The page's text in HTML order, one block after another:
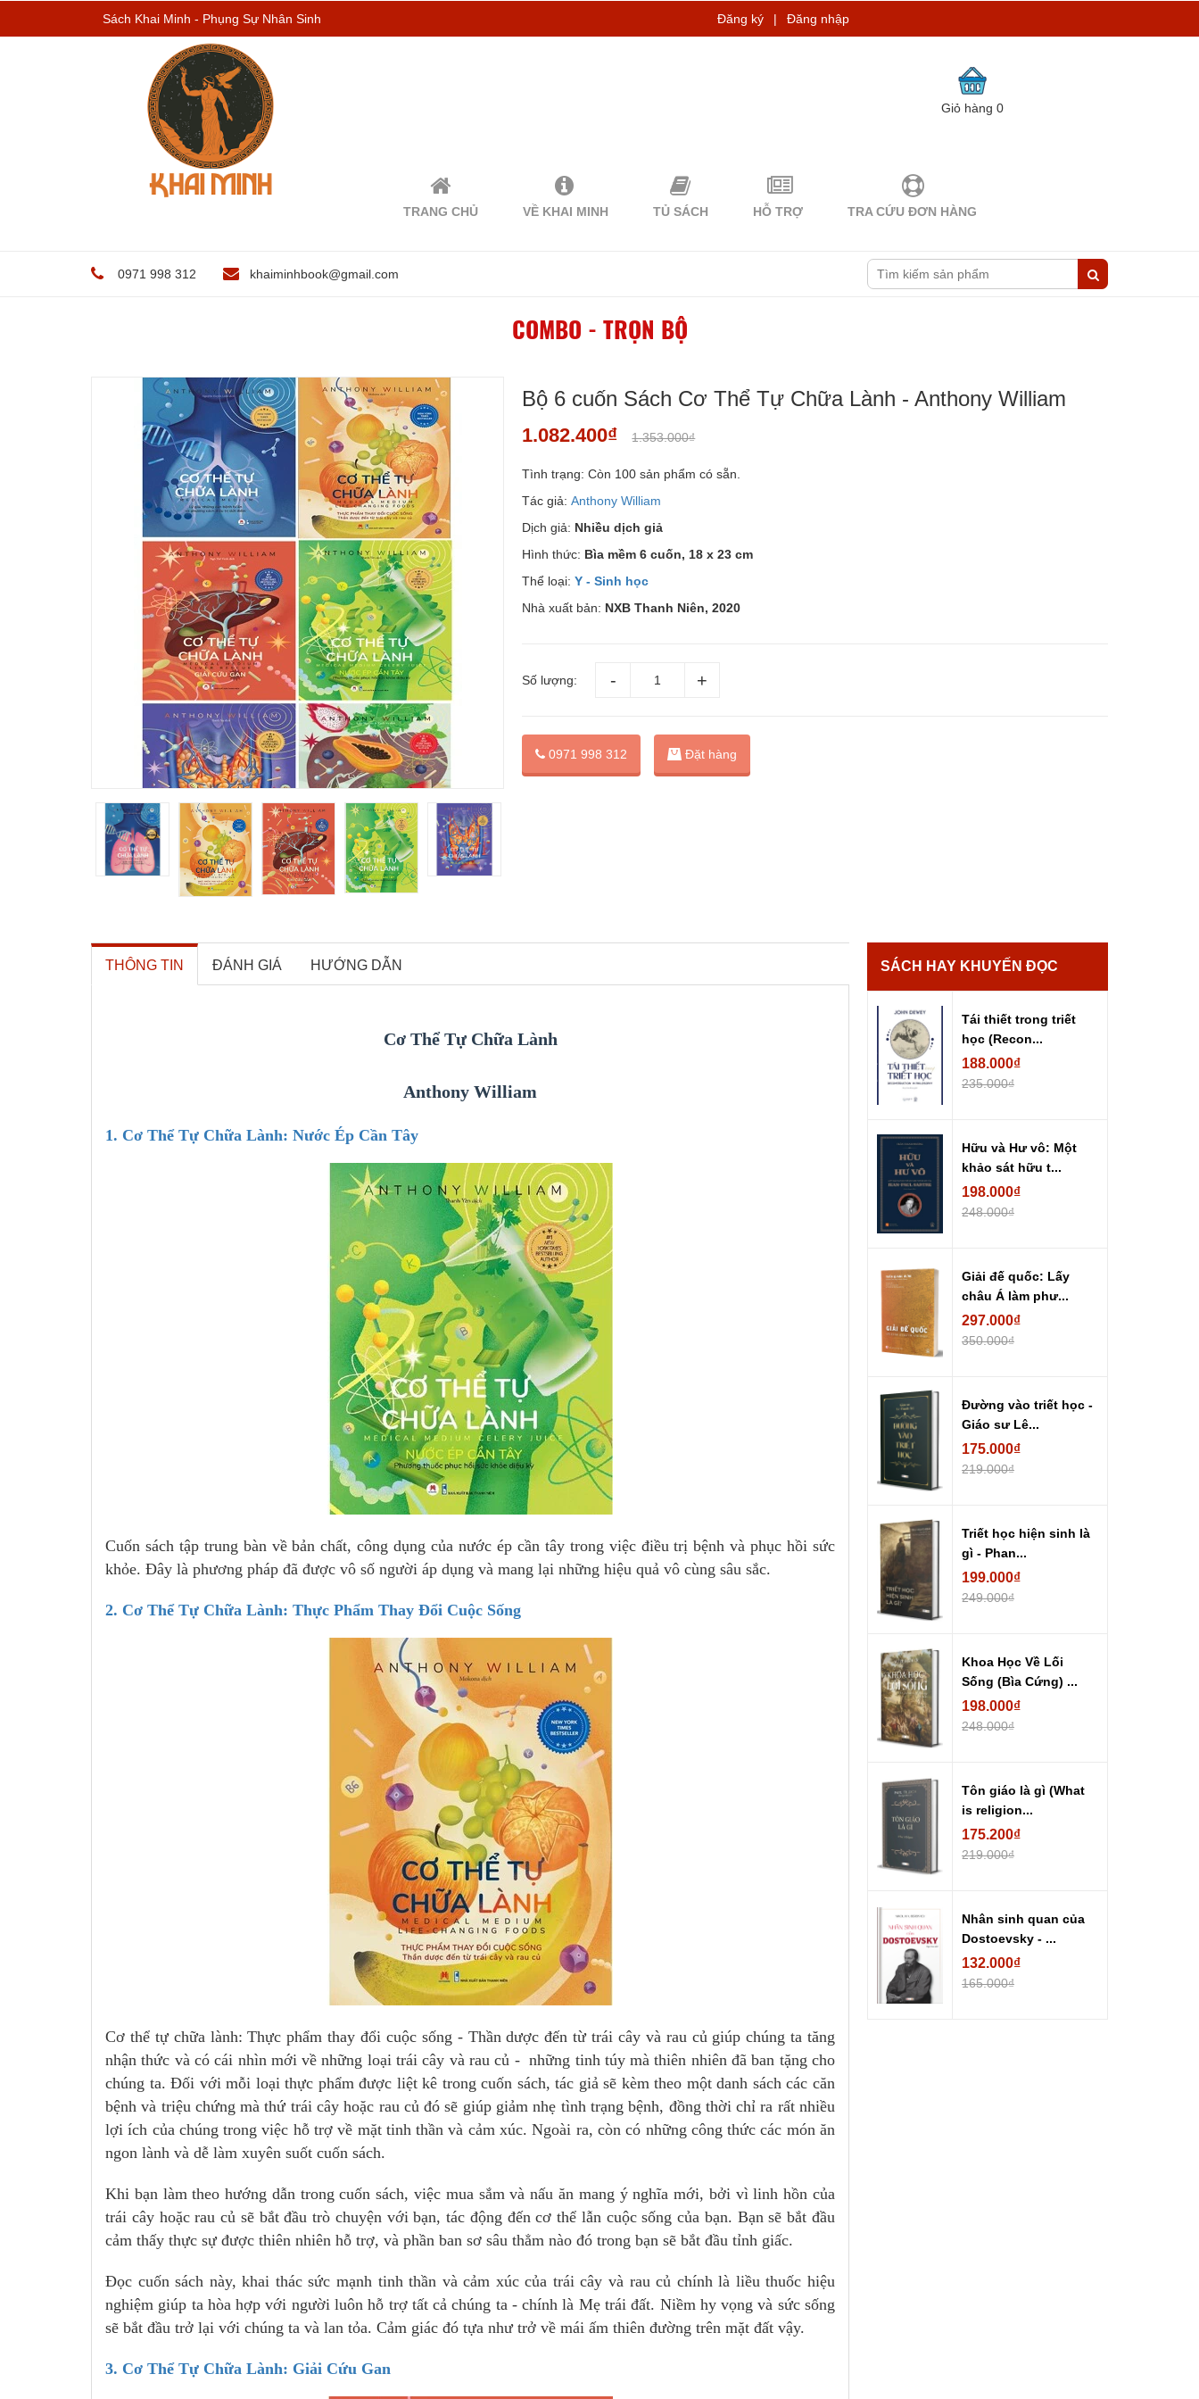
Sách Khai Minh - Phụng Sự Nhân Sinh Đăng ký | Đăng nhập
Giỏ hàng0
TRANG CHỦ VỀ KHAI MINH TỦ SÁCH HỖ TRỢ TRA CỨU ĐƠN HÀNG
0971 998 312 khaiminhbook@gmail.com
COMBO - TRỌN BỘ
Bộ 6 cuốn Sách Cơ Thể Tự Chữa Lành - Anthony William
1.082.400₫ 1.353.000₫
Tình trạng: Còn 100 sản phẩm có sẵn.
Tác giả:Anthony William
Dịch giả: Nhiều dịch giả
Hình thức: Bìa mềm 6 cuốn, 18 x 23 cm
Thể loại: Y - Sinh học
Nhà xuất bản: NXB Thanh Niên, 2020
Số lượng:
0971 998 312 Đặt hàng
THÔNG TIN ĐÁNH GIÁ HƯỚNG DẪN
Cơ Thể Tự Chữa Lành
Anthony William
1. Cơ Thể Tự Chữa Lành: Nước Ép Cần Tây
Cuốn sách tập trung bàn về bản chất, công dụng của nước ép cần tây trong việc điều trị bệnh và phục hồi sức
khỏe. Đây là phương pháp đã được vô số người áp dụng và mang lại những hiệu quả vô cùng sâu sắc.
2. Cơ Thể Tự Chữa Lành: Thực Phẩm Thay Đổi Cuộc Sống
Cơ thể tự chữa lành: Thực phẩm thay đổi cuộc sống - Thần dược đến từ trái cây và rau củ giúp chúng ta tăng
nhận thức và có cái nhìn mới về những loại trái cây và rau củ - những tinh túy mà thiên nhiên đã ban tặng cho
chúng ta. Đối với mỗi loại thực phẩm được liệt kê trong cuốn sách, tác giả sẽ kèm theo một danh sách các căn
bệnh và triệu chứng mà thứ trái cây hoặc rau củ đó sẽ giúp giảm nhẹ tình trạng bệnh, đồng thời chỉ ra rất nhiều
lợi ích của chúng trong việc hỗ trợ về mặt tinh thần và cảm xúc. Ngoài ra, còn có những công thức các món ăn
ngon lành và dễ làm xuyên suốt cuốn sách.
Khi bạn làm theo hướng dẫn trong cuốn sách, việc mua sắm và nấu ăn mang ý nghĩa mới, bởi vì linh hồn của
trái cây hoặc rau củ sẽ bắt đầu trò chuyện với bạn, tác động đến cơ thể lẫn cuộc sống của bạn. Bạn sẽ bắt đầu
cảm thấy thực sự được thiên nhiên hỗ trợ, và phần ban sơ sâu thẳm nào đó trong bạn sẽ bắt đầu tỉnh giấc.
Đọc cuốn sách này, khai thác sức mạnh tinh thần và cảm xúc của trái cây và rau củ chính là liều thuốc hiệu
nghiệm giúp ta hòa hợp với người luôn hỗ trợ tất cả chúng ta - chính là Mẹ trái đất. Niềm hy vọng và sức sống
sẽ bắt đầu trở lại với chúng ta và lan tỏa. Cảm giác đó tựa như trở về mái ấm thiên đường trên mặt đất vậy.
3. Cơ Thể Tự Chữa Lành: Giải Cứu Gan
SÁCH HAY KHUYẾN ĐỌC
Tái thiết trong triết
học (Recon...
188.000₫
235.000₫
Hữu và Hư vô: Một
khảo sát hữu t...
198.000₫
248.000₫
Giải đế quốc: Lấy
châu Á làm phư...
297.000₫
350.000₫
Đường vào triết học -
Giáo sư Lê...
175.000₫
219.000₫
Triết học hiện sinh là
gì - Phan...
199.000₫
249.000₫
Khoa Học Về Lối
Sống (Bìa Cứng) ...
198.000₫
248.000₫
Tôn giáo là gì (What
is religion...
175.200₫
219.000₫
Nhân sinh quan của
Dostoevsky - ...
132.000₫
165.000₫